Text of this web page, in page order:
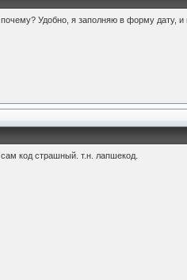
42
45
<!--<span
почему? Удобно, я заполняю в форму дату,
сам код страшный. т.н. лапшекод.